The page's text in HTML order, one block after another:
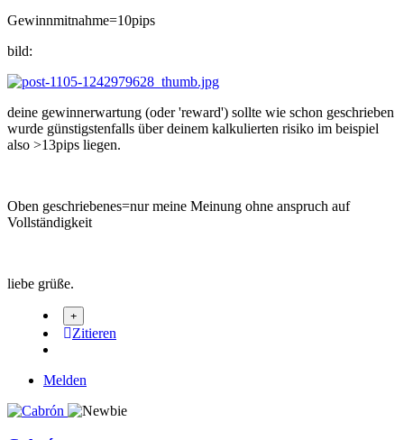
Gewinnmitnahme=10pips
bild:
deine gewinnerwartung (oder 'reward') sollte wie schon geschrieben
wurde günstigstenfalls über deinem kalkulierten risiko im beispiel
also >13pips liegen.
Oben geschriebenes=nur meine Meinung ohne anspruch auf
Vollständigkeit
liebe grüße.
Zitieren
Melden